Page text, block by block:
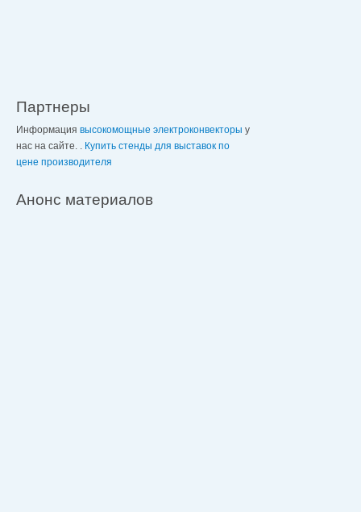
Партнеры
Информация высокомощные электроконвекторы у
нас на сайте. . Купить стенды для выставок по
цене производителя
Анонс материалов